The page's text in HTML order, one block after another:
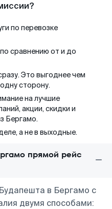
по перевозке
сравнению от и до
Это выгоднее чем
сторону.
на лучшие
акции, скидки и
Бергамо.
а не в выходные.
прямой рейс
в Бергамо с
двумя способами: